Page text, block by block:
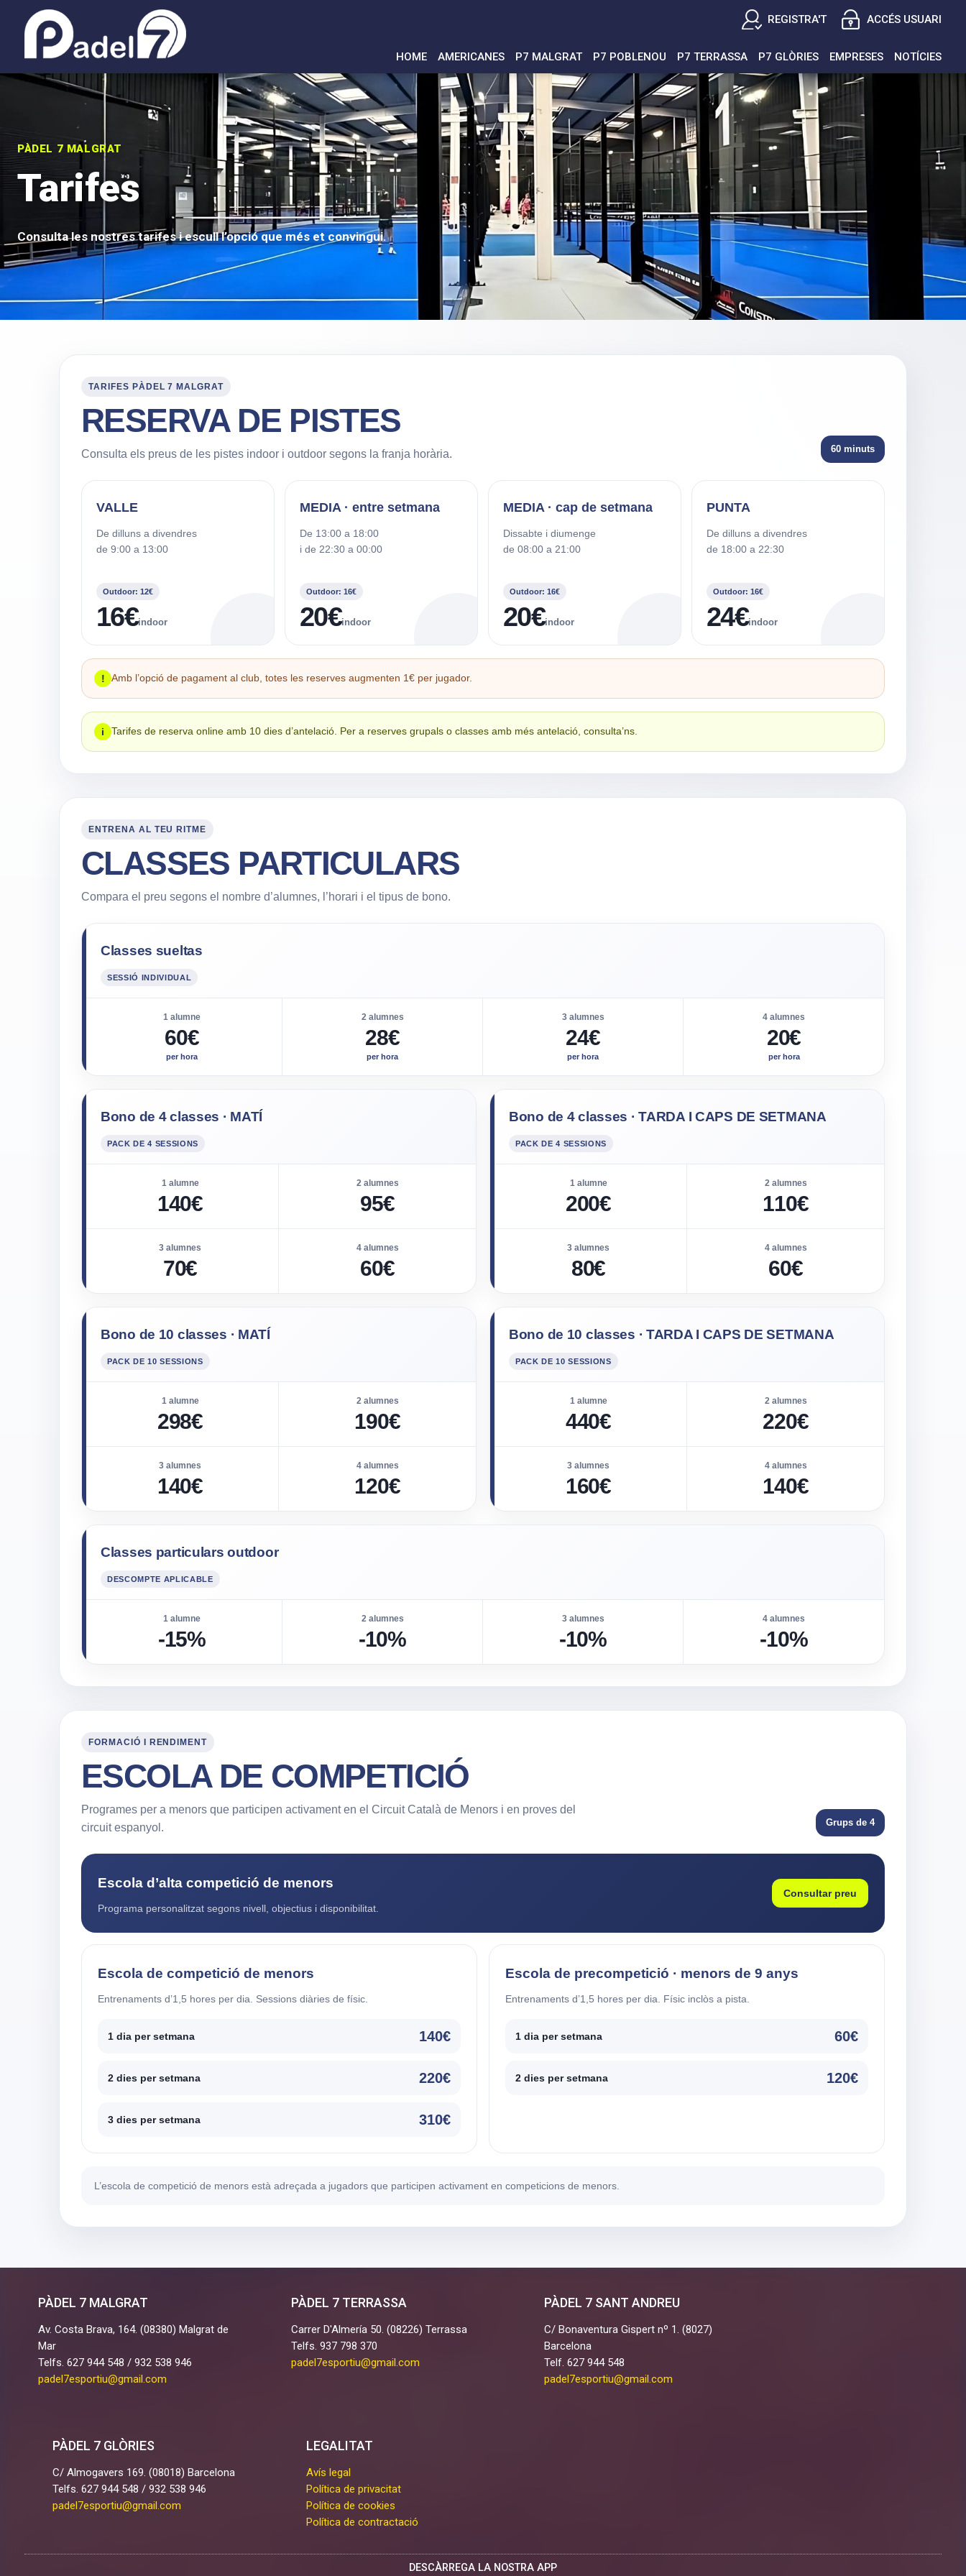
REGISTRA'T ACCÉS USUARI
HOME AMERICANES P7 MALGRAT P7 POBLENOU P7 TERRASSA P7 GLÒRIES EMPRESES NOTÍCIES
PÀDEL 7 MALGRAT
Tarifes
Consulta les nostres tarifes i escull l’opció que més et convingui.
TARIFES PÀDEL 7 MALGRAT
RESERVA DE PISTES
Consulta els preus de les pistes indoor i outdoor segons la franja horària. 60 minuts
VALLE
De dilluns a divendres
de 9:00 a 13:00
Outdoor: 12€
16€indoor
MEDIA · entre setmana
De 13:00 a 18:00
i de 22:30 a 00:00
Outdoor: 16€
20€indoor
MEDIA · cap de setmana
Dissabte i diumenge
de 08:00 a 21:00
Outdoor: 16€
20€indoor
PUNTA
De dilluns a divendres
de 18:00 a 22:30
Outdoor: 16€
24€indoor
! Amb l’opció de pagament al club, totes les reserves augmenten 1€ per jugador.
i Tarifes de reserva online amb 10 dies d’antelació. Per a reserves grupals o classes amb més antelació, consulta’ns.
ENTRENA AL TEU RITME
CLASSES PARTICULARS
Compara el preu segons el nombre d’alumnes, l’horari i el tipus de bono.
Classes sueltas
SESSIÓ INDIVIDUAL
1 alumne
60€
per hora
2 alumnes
28€
per hora
3 alumnes
24€
per hora
4 alumnes
20€
per hora
Bono de 4 classes · MATÍ
PACK DE 4 SESSIONS
1 alumne
140€
2 alumnes
95€
3 alumnes
70€
4 alumnes
60€
Bono de 4 classes · TARDA I CAPS DE SETMANA
PACK DE 4 SESSIONS
1 alumne
200€
2 alumnes
110€
3 alumnes
80€
4 alumnes
60€
Bono de 10 classes · MATÍ
PACK DE 10 SESSIONS
1 alumne
298€
2 alumnes
190€
3 alumnes
140€
4 alumnes
120€
Bono de 10 classes · TARDA I CAPS DE SETMANA
PACK DE 10 SESSIONS
1 alumne
440€
2 alumnes
220€
3 alumnes
160€
4 alumnes
140€
Classes particulars outdoor
DESCOMPTE APLICABLE
1 alumne
-15%
2 alumnes
-10%
3 alumnes
-10%
4 alumnes
-10%
FORMACIÓ I RENDIMENT
ESCOLA DE COMPETICIÓ
Programes per a menors que participen activament en el Circuit Català de Menors i en proves del
circuit espanyol.
Grups de 4
Escola d’alta competició de menors
Programa personalitzat segons nivell, objectius i disponibilitat.
Consultar preu
Escola de competició de menors
Entrenaments d’1,5 hores per dia. Sessions diàries de físic.
1 dia per setmana 140€
2 dies per setmana 220€
3 dies per setmana 310€
Escola de precompetició · menors de 9 anys
Entrenaments d’1,5 hores per dia. Físic inclòs a pista.
1 dia per setmana 60€
2 dies per setmana 120€
L’escola de competició de menors està adreçada a jugadors que participen activament en competicions de menors.
PÀDEL 7 MALGRAT
Av. Costa Brava, 164. (08380) Malgrat de
Mar
Telfs. 627 944 548 / 932 538 946
padel7esportiu@gmail.com
PÀDEL 7 TERRASSA
Carrer D'Almería 50. (08226) Terrassa
Telfs. 937 798 370
padel7esportiu@gmail.com
PÀDEL 7 SANT ANDREU
C/ Bonaventura Gispert nº 1. (8027)
Barcelona
Telf. 627 944 548
padel7esportiu@gmail.com
PÀDEL 7 GLÒRIES
C/ Almogavers 169. (08018) Barcelona
Telfs. 627 944 548 / 932 538 946
padel7esportiu@gmail.com
LEGALITAT
Avís legal
Política de privacitat
Política de cookies
Política de contractació
DESCÀRREGA LA NOSTRA APP